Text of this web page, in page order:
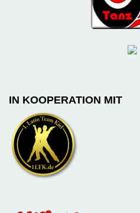
IN KOOPERATION MIT